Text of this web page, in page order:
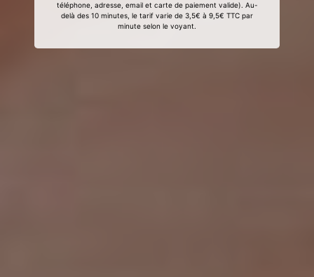
téléphone, adresse, email et carte de paiement valide). Au-
delà des 10 minutes, le tarif varie de 3,5€ à 9,5€ TTC par
minute selon le voyant.